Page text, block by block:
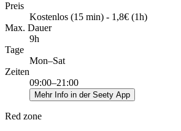
Preis
Kostenlos (15 min) - 1,8€ (1h)
Max. Dauer
9h
Tage
Mon–Sat
Zeiten
09:00–21:00
Mehr Info in der Seety App
Red zone